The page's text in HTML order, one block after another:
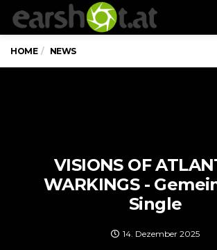
HOME NEWS
VISIONS OF
WARKINGS -
Single
14. Dezember 2025